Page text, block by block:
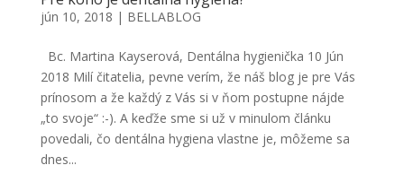
jún 10, 2018 | BELLABLOG
Bc. Martina Kayserová, Dentálna hygienička 10 Jún
2018 Milí čitatelia, pevne verím, že náš blog je pre Vás
prínosom a že každý z Vás si v ňom postupne nájde
„to svoje“ :-). A keďže sme si už v minulom článku
povedali, čo dentálna hygiena vlastne je, môžeme sa
dnes...